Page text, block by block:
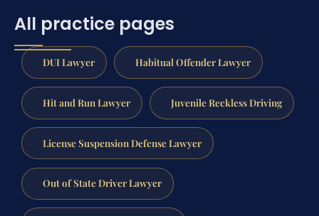
All practice pages
DUI Lawyer Habitual Offender Lawyer
Hit and Run Lawyer Juvenile Reckless Driving
License Suspension Defense Lawyer
Out of State Driver Lawyer